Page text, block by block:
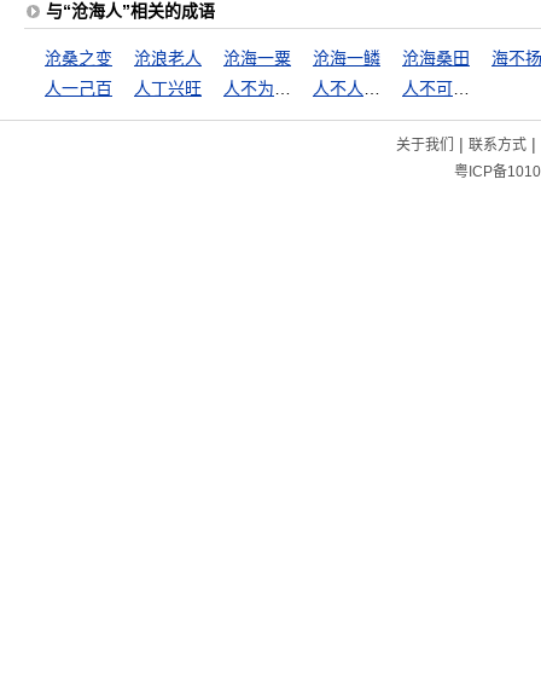
与“沧海人”相关的成语
沧桑之变 沧浪老人 沧海一粟 沧海一鳞 沧海桑田
海不
人一己百
人丁兴旺
关于我们 | 联系方式|
粤ICP备